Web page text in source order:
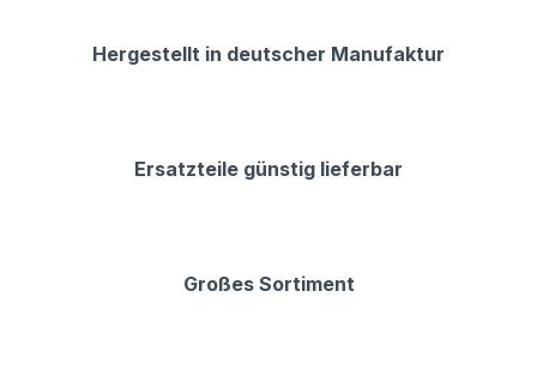
Hergestellt in deutscher Manufaktur
Ersatzteile günstig lieferbar
Großes Sortiment